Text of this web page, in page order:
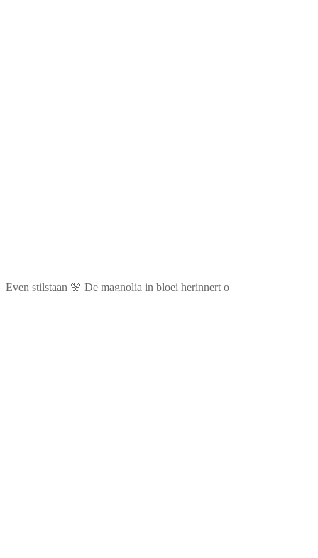
Even stilstaan 🌸 De magnolia in bloei herinnert o